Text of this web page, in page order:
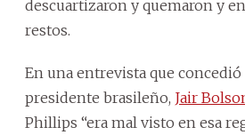
descuartizaron y quemaron y
restos.
En una entrevista que
presidente brasileño, Jair
Phillips “era mal visto en esa